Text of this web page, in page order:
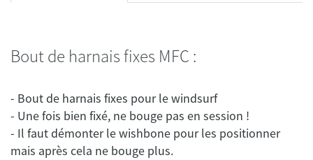
Bout de harnais fixes MFC :
- Bout de harnais fixes pour le windsurf
- Une fois bien fixé, ne bouge pas en session !
- Il faut démonter le wishbone pour les positionner
mais après cela ne bouge plus.